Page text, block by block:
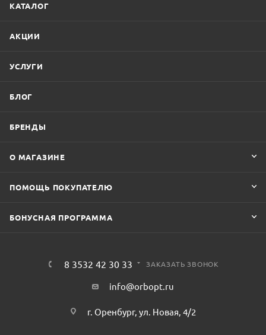
КАТАЛОГ
АКЦИИ
УСЛУГИ
БЛОГ
БРЕНДЫ
О МАГАЗИНЕ
ПОМОЩЬ ПОКУПАТЕЛЮ
БОНУСНАЯ ПРОГРАММА
8 3532 42 30 33 ЗАКАЗАТЬ ЗВОНОК
info@orbopt.ru
г. Оренбург, ул. Новая, 4/2